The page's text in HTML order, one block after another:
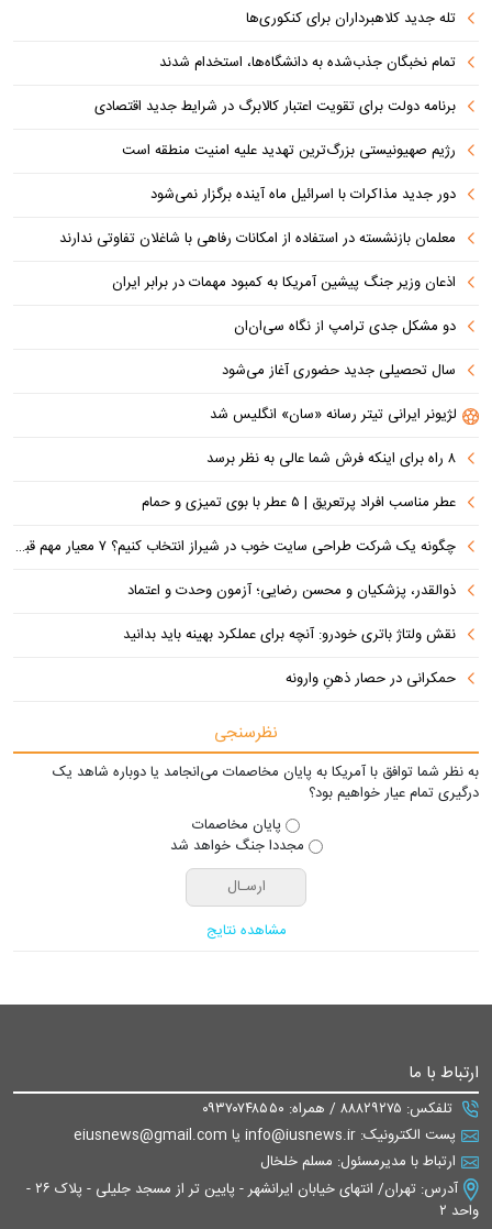
تله جدید کلاهبرداران برای کنکوری‌ها
تمام نخبگان جذب‌شده به دانشگاه‌ها، استخدام شدند
برنامه دولت برای تقویت اعتبار کالابرگ در شرایط جدید اقتصادی
رژیم صهیونیستی بزرگ‌ترین تهدید علیه امنیت منطقه است
دور جدید مذاکرات با اسرائیل ماه آینده برگزار نمی‌شود
معلمان بازنشسته در استفاده از امکانات رفاهی با شاغلان تفاوتی ندارند
اذعان وزیر جنگ پیشین آمریکا به کمبود مهمات در برابر ایران
دو مشکل جدی ترامپ از نگاه سی‌ان‌ان
سال تحصیلی جدید حضوری آغاز می‌شود
لژیونر ایرانی تیتر رسانه «سان» انگلیس شد
۸ راه برای اینکه فرش شما عالی به نظر برسد
عطر مناسب افراد پرتعریق | ۵ عطر با بوی تمیزی و حمام
چگونه یک شرکت طراحی سایت خوب در شیراز انتخاب کنیم؟ ۷ معیار مهم قبل از سفارش سایت
ذوالقدر، پزشکیان و محسن رضایی؛ آزمون وحدت و اعتماد
نقش ولتاژ باتری خودرو: آنچه برای عملکرد بهینه باید بدانید
حمکرانی در حصار ذهنِ وارونه
نظرسنجی
به نظر شما توافق با آمریکا به پایان مخاصمات می‌انجامد یا دوباره شاهد یک
درگیری تمام عیار خواهیم بود؟
پایان مخاصمات
مجددا جنگ خواهد شد
مشاهده نتایج
ارتباط با ما
تلفکس: ۸۸۸۲۹۲۷۵ / همراه: ۰۹۳۷۰۷۴۸۵۵۰
پست الکترونیک: info@iusnews.ir یا eiusnews@gmail.com
ارتباط با مدیرمسئول: مسلم خلخال
آدرس: تهران/ انتهای خیابان ایرانشهر - پایین تر از مسجد جلیلی - پلاک ۲۶ -
واحد ۲